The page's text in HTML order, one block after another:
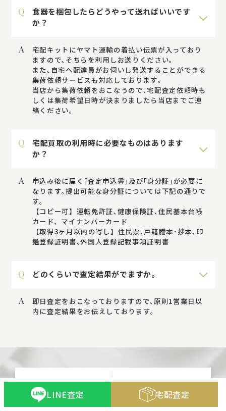
Q
食器を梱包したらどうやって送ればいいです
か？
A
宅配キットにヤマト運輸の着払い伝票が入っており
ますので､そちらを利用しお送りください｡
また､自宅へ配達員がお伺いし発送することができる
集荷依頼サービスも対応しております｡
当店から集荷依頼をおこなうので､宅配査定依頼時も
しくは集荷希望日時が決まりましたら当店までご連
絡ください｡
Q
宅配買取の利用時に必要なものはあります
か？
A
申込み後に届く｢査定申込書｣及び｢身分証｣が必要に
なります｡提出可能な身分証については下記の通りで
す｡
【コピー可】運転免許証､健康保険証､住民基本台帳
カード、マイナンバーカード
【取得3ヶ月以内の写し】住民票､戸籍謄本･抄本､印
鑑登録証明書､外国人登録記載事項証明書
Q どのくらいで査定結果がでますか。
A
即日査定をおこなっておりますので､原則1営業日以
内に査定結果をお伝えしております｡
宅配キット 送料
LINE査定 宅配査定